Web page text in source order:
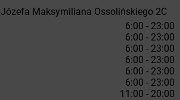
Józefa Maksymiliana Ossolińskiego 2C
6:00 - 23:00
6:00 - 23:00
6:00 - 23:00
6:00 - 23:00
6:00 - 23:00
6:00 - 23:00
11:00 - 20:00